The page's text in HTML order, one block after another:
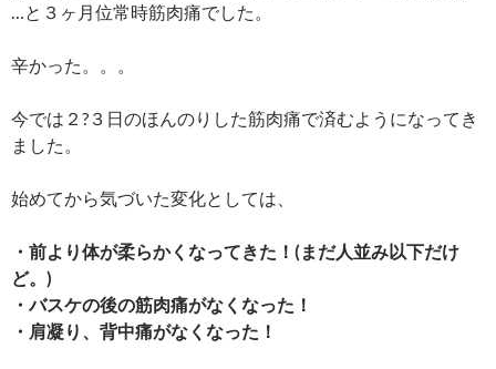
…と３ヶ月位常時筋肉痛でした。
辛かった。。。
今では２?３日のほんのりした筋肉痛で済むようになってき
ました。
始めてから気づいた変化としては、
・前より体が柔らかくなってきた！(まだ人並み以下だけ
ど。)
・バスケの後の筋肉痛がなくなった！
・肩凝り、背中痛がなくなった！